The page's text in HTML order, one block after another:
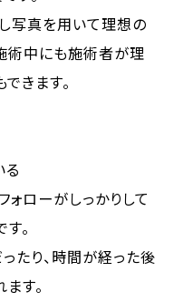
写真を用いて理想の
術中にも施術者が理
きます。
る
ォローがしっかりして
。
たり、時間が経った後
す。